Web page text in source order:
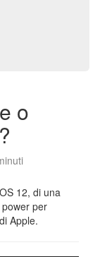
o
12, di una
per
Apple.